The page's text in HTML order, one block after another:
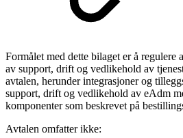
Formålet med dette bilaget er å regulere
av support, drift og vedlikehold av
avtalen, herunder integrasjoner og
support, drift og vedlikehold av eAdm
komponenter som beskrevet på
Avtalen omfatter ikke: